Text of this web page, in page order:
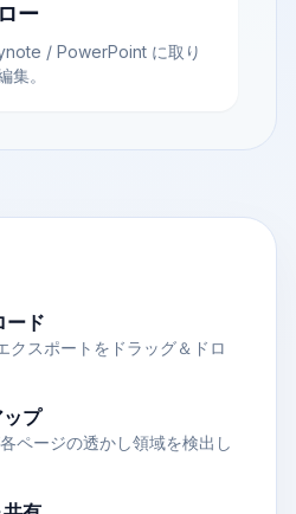
ー
/ PowerPoint に取り
集。
ード
スポートをドラッグ＆ドロ
プ
ページの透かし領域を検出し